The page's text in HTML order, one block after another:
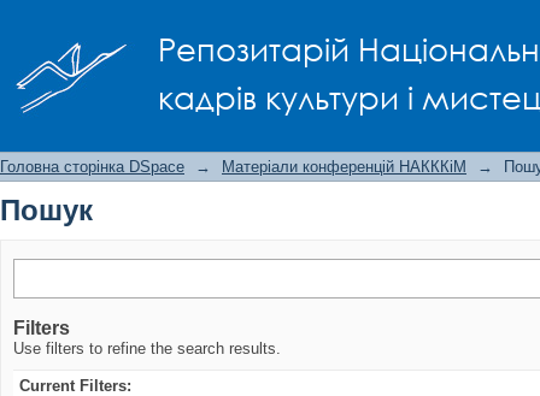
Репозитарій
кадрів культури і
Головна сторінка DSpace → Матеріали конференцій НАКККіМ →
Пошук
Filters
Use filters to refine the search results.
Current Filters: